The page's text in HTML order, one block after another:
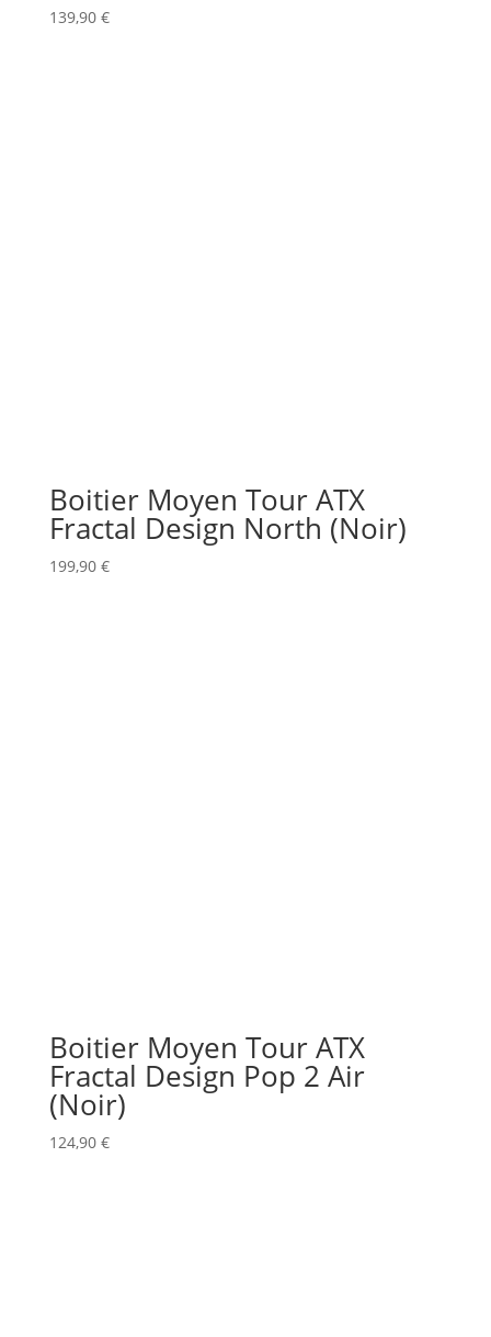
139,90 €
Boitier Moyen Tour ATX
Fractal Design North (Noir)
199,90 €
Boitier Moyen Tour ATX
Fractal Design Pop 2 Air
(Noir)
124,90 €